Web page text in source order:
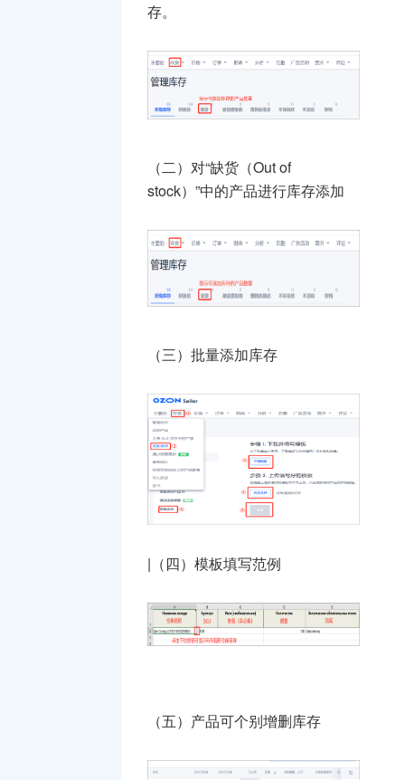
存。
（二）对“缺货（Out of
stock）”中的产品进行库存添加
（三）批量添加库存
|（四）模板填写范例
（五）产品可个别增删库存